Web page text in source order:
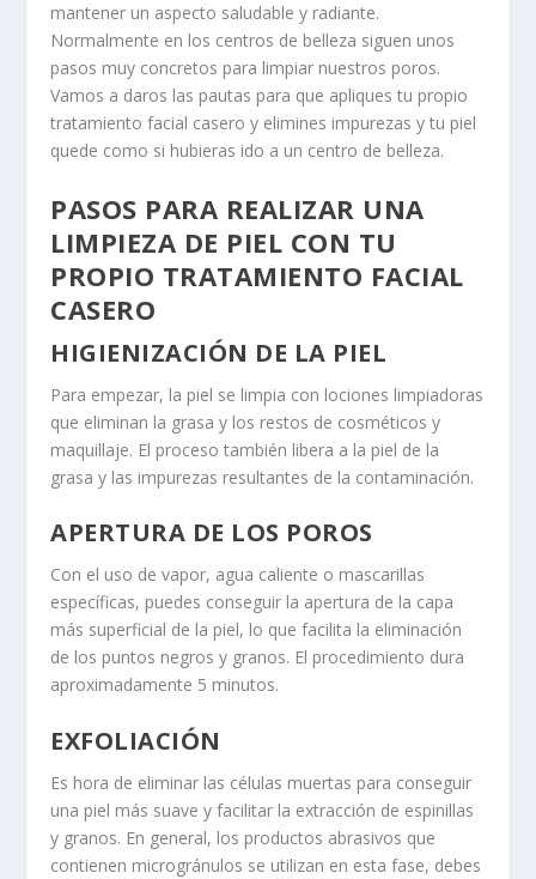
mantener un aspecto saludable y radiante.
Normalmente en los centros de belleza siguen unos
pasos muy concretos para limpiar nuestros poros.
Vamos a daros las pautas para que apliques tu propio
tratamiento facial casero y elimines impurezas y tu piel
quede como si hubieras ido a un centro de belleza.
PASOS PARA REALIZAR UNA
LIMPIEZA DE PIEL CON TU
PROPIO TRATAMIENTO FACIAL
CASERO
HIGIENIZACIÓN DE LA PIEL
Para empezar, la piel se limpia con lociones limpiadoras
que eliminan la grasa y los restos de cosméticos y
maquillaje. El proceso también libera a la piel de la
grasa y las impurezas resultantes de la contaminación.
APERTURA DE LOS POROS
Con el uso de vapor, agua caliente o mascarillas
específicas, puedes conseguir la apertura de la capa
más superficial de la piel, lo que facilita la eliminación
de los puntos negros y granos. El procedimiento dura
aproximadamente 5 minutos.
EXFOLIACIÓN
Es hora de eliminar las células muertas para conseguir
una piel más suave y facilitar la extracción de espinillas
y granos. En general, los productos abrasivos que
contienen microgránulos se utilizan en esta fase, debes